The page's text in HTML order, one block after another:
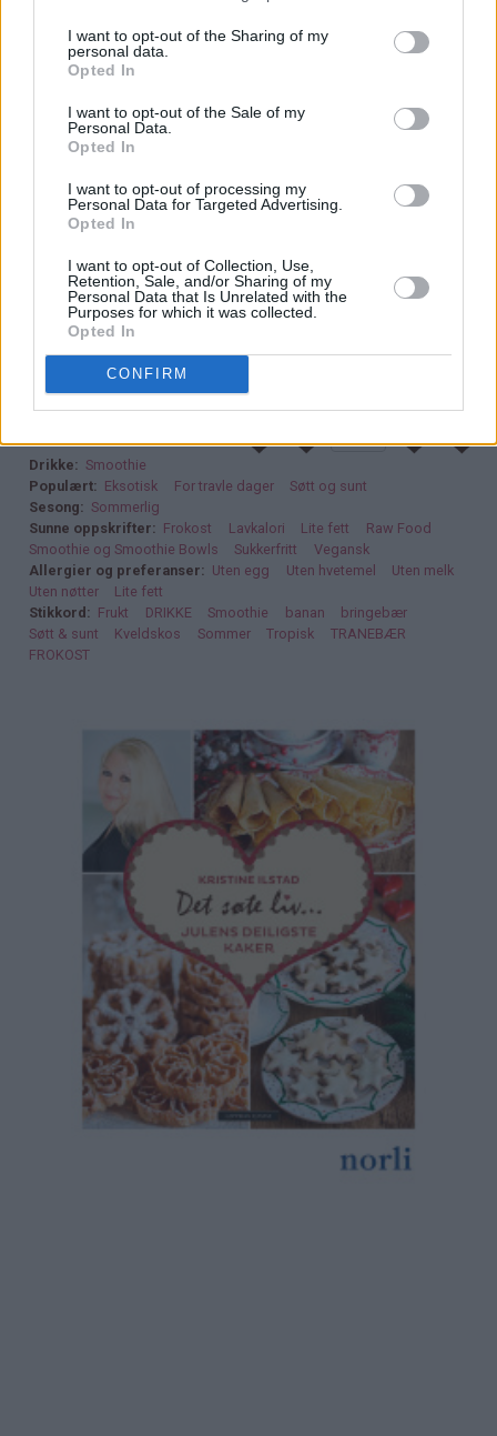
I want to opt-out of the Sharing of my
personal data.
Opted In
I want to opt-out of the Sale of my
Personal Data.
Opted In
I want to opt-out of processing my
Personal Data for Targeted Advertising.
Opted In
I want to opt-out of Collection, Use,
Retention, Sale, and/or Sharing of my
Personal Data that Is Unrelated with the
Purposes for which it was collected.
Opted In
CONFIRM
ferdige smoothien blir slushaktig og tykk, og deilig
avkjølende. Hvis du bruker ferske bringebær i stedet for
frosne, er det godt med noen isbiter oppi smoothien
ved servering.
Bruk moden og søt banan for å få god og søt
fruktsmak på smoothien. Dette er spesielt viktig i denne
smoothien siden tranebærjuicen er nokså syrlig på
Tranebærjuice kan være litt vanskelig å få tak i. Jeg
har sett juicen i enkelte spesialforretninger, store
matvarebutikker og noen butikker som fører utenlandske
produkter.
Drikke
Smoothie
Populært
Eksotisk For travle dager
Søtt og sunt
Sesong
Sommerlig
Sunne oppskrifter
Frokost Lavkalori Lite fett
Raw Food
Smoothie og Smoothie Bowls
Sukkerfritt
Vegansk
Allergier og preferanser
Uten egg Uten hvetemel
Uten melk
Uten nøtter
Lite fett
Stikkord
Frukt DRIKKE Smoothie banan
bringebær
Søtt & sunt
Kveldskos Sommer Tropisk
TRANEBÆR
FROKOST